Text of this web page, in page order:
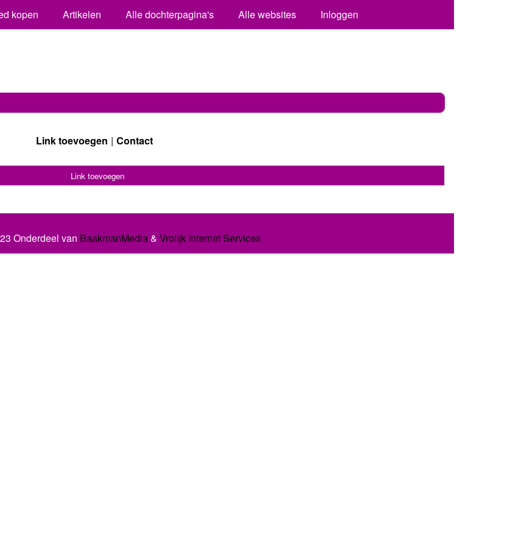
kopen Artikelen Alle dochterpagina's Alle websites Inloggen
Link toevoegen Contact
Link toevoegen
Onderdeel van BaakmanMedia& Vrolijk Internet Services